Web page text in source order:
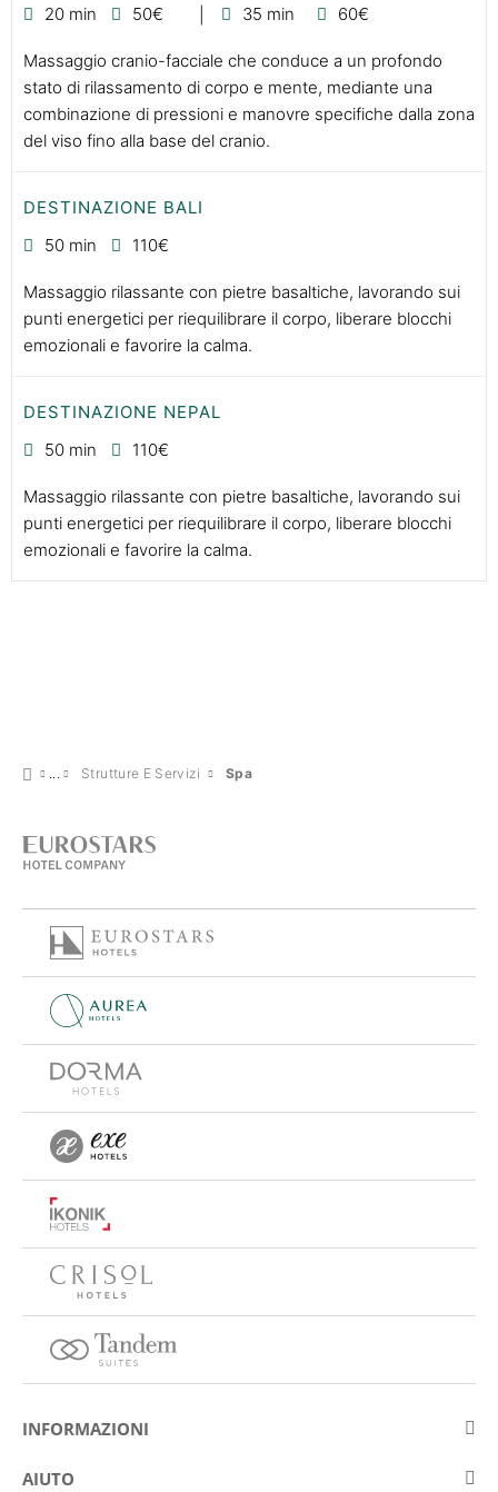
20 min
50€ 35 min 60€
Massaggio cranio-facciale che conduce a un profondo
stato di rilassamento di corpo e mente, mediante una
combinazione di pressioni e manovre specifiche dalla zona
del viso fino alla base del cranio.
DESTINAZIONE BALI
50 min
110€
Massaggio rilassante con pietre basaltiche, lavorando sui
punti energetici per riequilibrare il corpo, liberare blocchi
emozionali e favorire la calma.
DESTINAZIONE NEPAL
50 min
110€
Massaggio rilassante con pietre basaltiche, lavorando sui
punti energetici per riequilibrare il corpo, liberare blocchi
emozionali e favorire la calma.
Strutture E Servizi Spa
INFORMAZIONI
Su Eurostars Hotel Company
AIUTO